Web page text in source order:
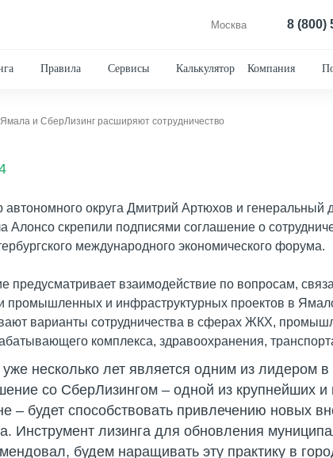
Москва 8 (800)
Правила Сервисы Калькулятор Компания
и СберЛизинг расширяют сотрудничество
автономного округа Дмитрий Артюхов и
Алонсо скрепили подписями соглашение о
международного экономического форума.
предусматривает взаимодействие по вопросам,
промышленных и инфраструктурных проектов в
варианты сотрудничества в сферах ЖКХ,
комплекса, здравоохранения,
несколько лет является одним из лидером
со СберЛизингом – одной из крупнейших
– будет способствовать привлечению новых
Инструмент лизинга для обновления
будем наращивать эту практику в